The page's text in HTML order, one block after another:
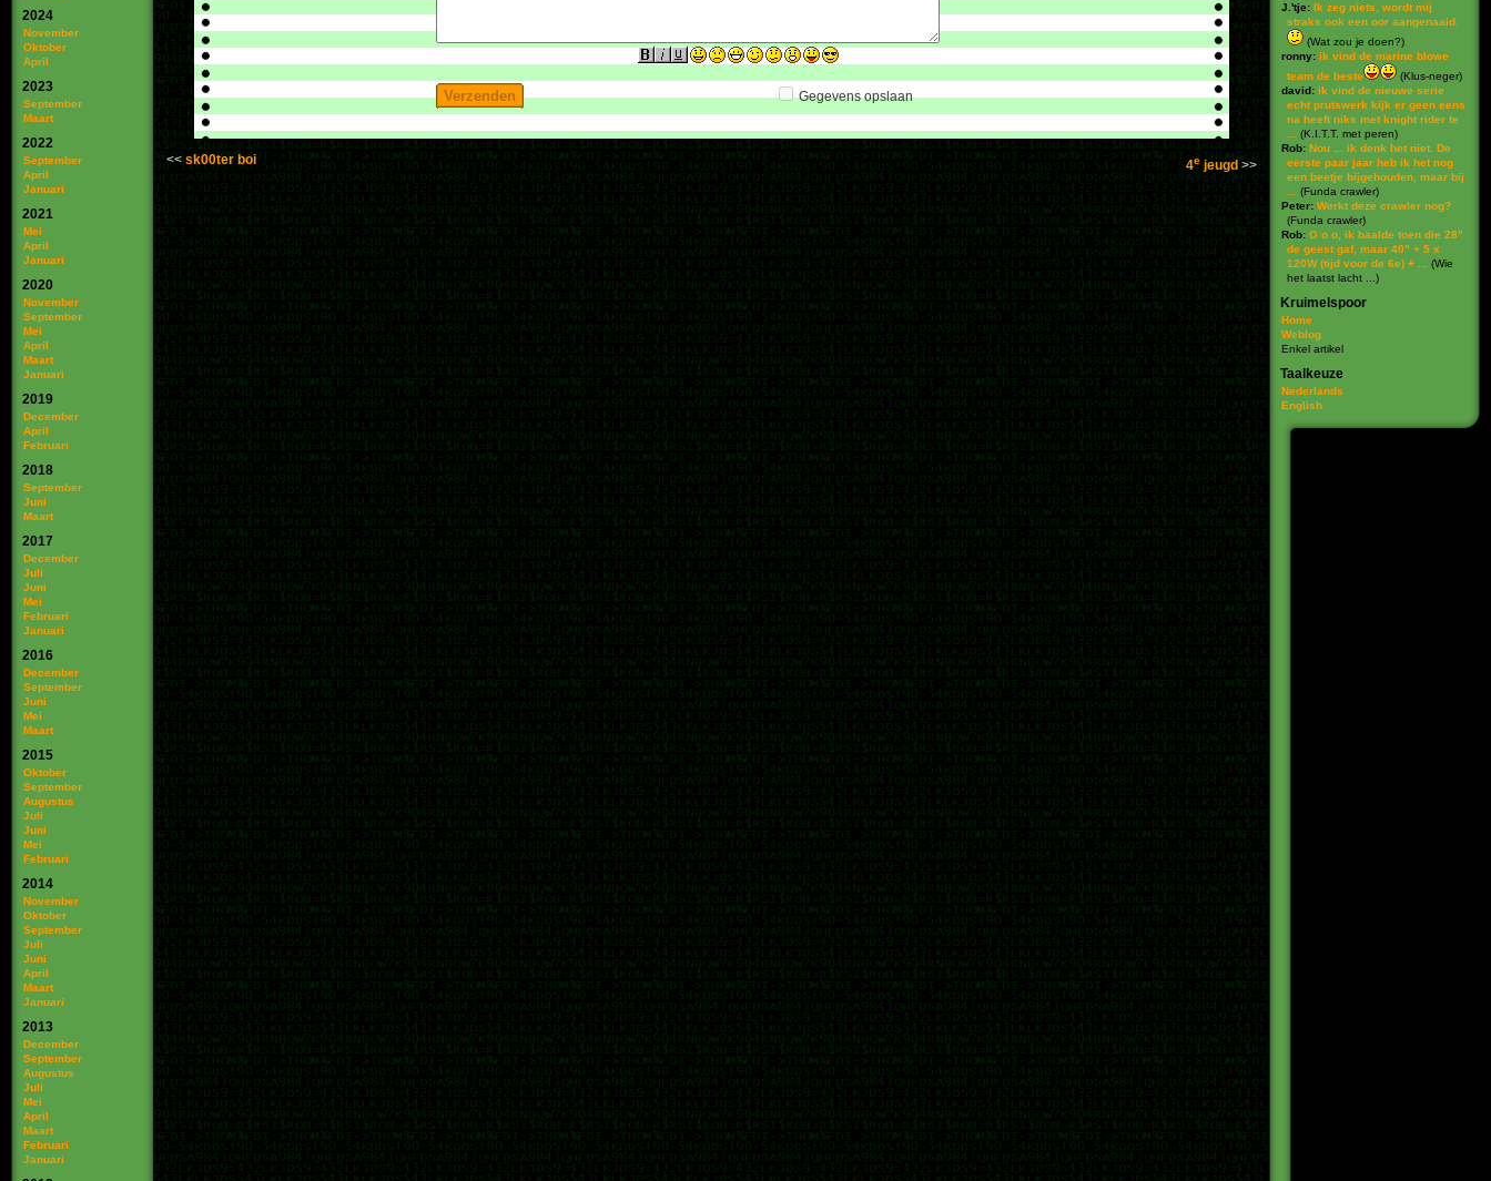
2024
November
Oktober
April
2023
September
Maart
2022
September
April
Januari
2021
Mei
April
Januari
2020
November
September
Mei
April
Maart
Januari
2019
December
April
Februari
2018
September
Juni
Maart
2017
December
Juli
Juni
Mei
Februari
Januari
2016
December
September
Juni
Mei
Maart
2015
Oktober
September
Augustus
Juli
Juni
Mei
Februari
2014
November
Oktober
September
Juli
Juni
April
Maart
Januari
2013
December
September
Augustus
Juli
Mei
April
Maart
Februari
Januari
Gegevens opslaan
sk00ter boi 4ejeugd
J.'tje: Ik zeg niets, wordt mij
straks ook een oor aangenaaid.
(Wat zou je doen?)
ronny: ik vind de marine blowe
team de beste
(Klus-neger)
david: ik vind de nieuwe serie
echt prutswerk kijk er geen eens
na heeft niks met knight rider te
(K.I.T.T. met peren)
Rob: Nou ... ik denk het niet. De
eerste paar jaar heb ik het nog
een beetje bijgehouden, maar bij
(Funda crawler)
Peter: Werkt deze crawler nog?
(Funda crawler)
Rob: O o o, ik baalde toen die 28"
de geest gaf, maar 40" + 5 x
120W (tijd voor de 6e) + ...
(Wie
het laatst lacht ... )
Kruimelspoor
Home
Weblog
Enkel artikel
Taalkeuze
Nederlands
English